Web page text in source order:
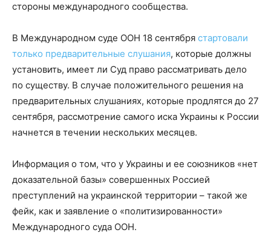
стороны международного сообщества.
В Международном суде ООН 18 сентября стартовали
только предварительные слушания, которые должны
установить, имеет ли Суд право рассматривать дело
по существу. В случае положительного решения на
предварительных слушаниях, которые продлятся до 27
сентября, рассмотрение самого иска Украины к России
начнется в течении нескольких месяцев.
Информация о том, что у Украины и ее союзников «нет
доказательной базы» совершенных Россией
преступлений на украинской территории – такой же
фейк, как и заявление о «политизированности»
Международного суда ООН.